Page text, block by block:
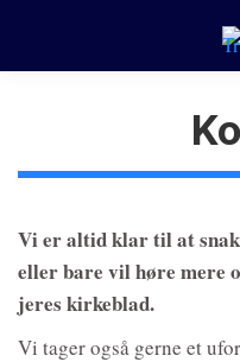
Vi er altid klar til at
eller bare vil høre mere
jeres kirkeblad.
Vi tager også gerne et